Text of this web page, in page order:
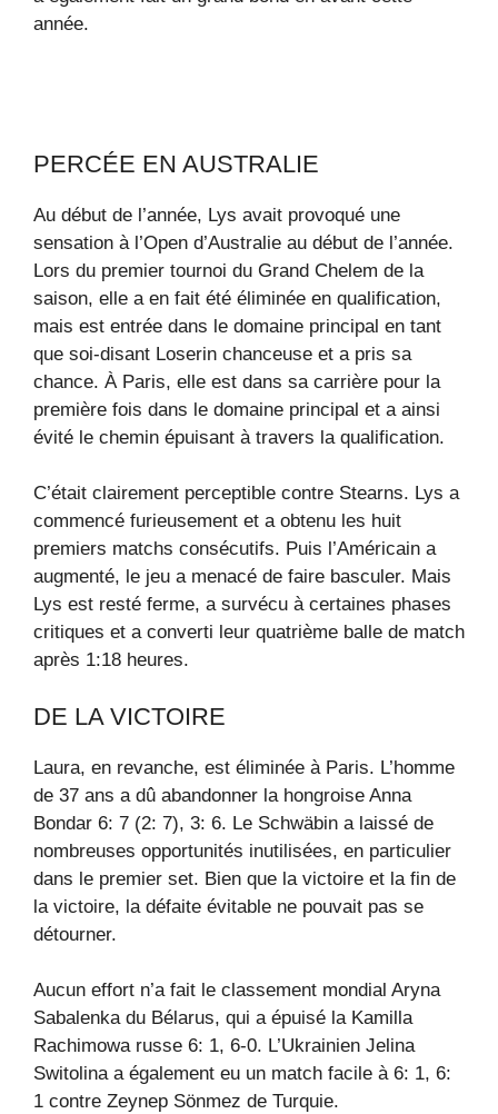
année.
PERCÉE EN AUSTRALIE
Au début de l’année, Lys avait provoqué une
sensation à l’Open d’Australie au début de l’année.
Lors du premier tournoi du Grand Chelem de la
saison, elle a en fait été éliminée en qualification,
mais est entrée dans le domaine principal en tant
que soi-disant Loserin chanceuse et a pris sa
chance. À Paris, elle est dans sa carrière pour la
première fois dans le domaine principal et a ainsi
évité le chemin épuisant à travers la qualification.
C’était clairement perceptible contre Stearns. Lys a
commencé furieusement et a obtenu les huit
premiers matchs consécutifs. Puis l’Américain a
augmenté, le jeu a menacé de faire basculer. Mais
Lys est resté ferme, a survécu à certaines phases
critiques et a converti leur quatrième balle de match
après 1:18 heures.
DE LA VICTOIRE
Laura, en revanche, est éliminée à Paris. L’homme
de 37 ans a dû abandonner la hongroise Anna
Bondar 6: 7 (2: 7), 3: 6. Le Schwäbin a laissé de
nombreuses opportunités inutilisées, en particulier
dans le premier set. Bien que la victoire et la fin de
la victoire, la défaite évitable ne pouvait pas se
détourner.
Aucun effort n’a fait le classement mondial Aryna
Sabalenka du Bélarus, qui a épuisé la Kamilla
Rachimowa russe 6: 1, 6-0. L’Ukrainien Jelina
Switolina a également eu un match facile à 6: 1, 6:
1 contre Zeynep Sönmez de Turquie.